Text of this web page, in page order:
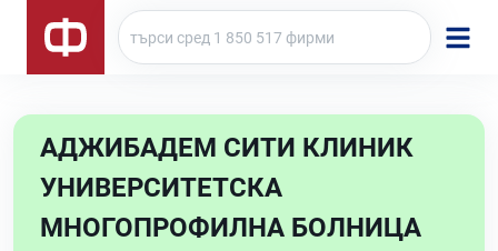
АДЖИБАДЕМ СИТИ КЛИНИК
УНИВЕРСИТЕТСКА
МНОГОПРОФИЛНА БОЛНИЦА